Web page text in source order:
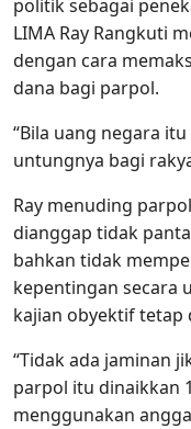
politik sebagai
LIMA Ray Rangkuti
dengan cara
dana bagi parpol.
“Bila uang negara
untungnya bagi
Ray menuding
dianggap tidak
bahkan tidak
kepentingan secara
kajian obyektif tetap
“Tidak ada jaminan
parpol itu dinaikkan
menggunakan